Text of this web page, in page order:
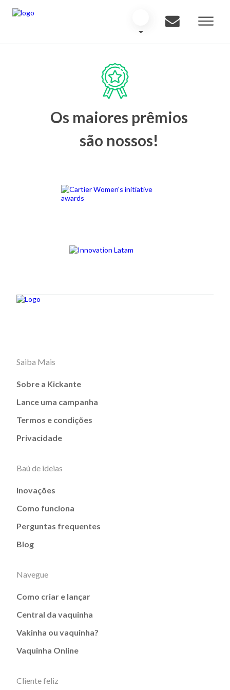
Os maiores prêmios
são nossos!
Saiba Mais
Sobre a Kickante
Lance uma campanha
Termos e condições
Privacidade
Baú de ideias
Inovações
Como funciona
Perguntas frequentes
Blog
Navegue
Como criar e lançar
Central da vaquinha
Vakinha ou vaquinha?
Vaquinha Online
Cliente feliz